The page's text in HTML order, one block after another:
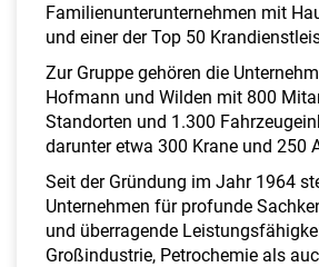
Familienunterunternehmen mit
und einer der Top 50
Zur Gruppe gehören die
Hofmann und Wilden mit 800
Standorten und 1.300
darunter etwa 300 Krane und 250
Seit der Gründung im Jahr 1964
Unternehmen für profunde
und überragende
Großindustrie, Petrochemie als